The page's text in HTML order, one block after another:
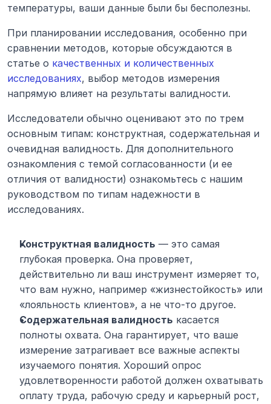
температуры, ваши данные были бы бесполезны.
При планировании исследования, особенно при
сравнении методов, которые обсуждаются в
статье о качественных и количественных
исследованиях, выбор методов измерения
напрямую влияет на результаты валидности.
Исследователи обычно оценивают это по трем
основным типам: конструктная, содержательная и
очевидная валидность. Для дополнительного
ознакомления с темой согласованности (и ее
отличия от валидности) ознакомьтесь с нашим
руководством по типам надежности в
исследованиях.
Конструктная валидность — это самая
глубокая проверка. Она проверяет,
действительно ли ваш инструмент измеряет то,
что вам нужно, например «жизнестойкость» или
«лояльность клиентов», а не что-то другое.
Содержательная валидность касается
полноты охвата. Она гарантирует, что ваше
измерение затрагивает все важные аспекты
изучаемого понятия. Хороший опрос
удовлетворенности работой должен охватывать
оплату труда, рабочую среду и карьерный рост,